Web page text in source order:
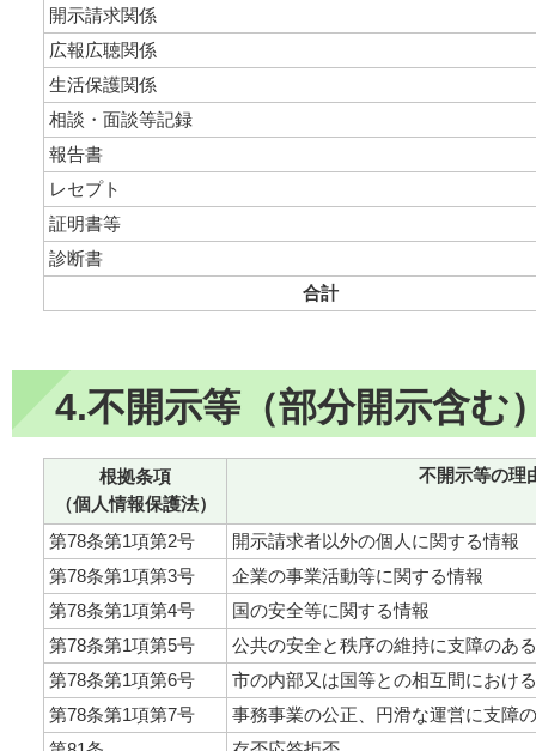
開示請求関係
広報広聴関係
生活保護関係
相談・面談等記録
報告書
レセプト
証明書等
診断書
合計
4.不開示等（部分開示含む
根拠条項
（個人情報保護法）
不開示等の理
第78条第1項第2号
開示請求者以外の個人に関する情報
第78条第1項第3号
企業の事業活動等に関する情報
第78条第1項第4号
国の安全等に関する情報
第78条第1項第5号
公共の安全と秩序の維持に支障のあ
第78条第1項第6号
市の内部又は国等との相互間におけ
第78条第1項第7号
事務事業の公正、円滑な運営に支障